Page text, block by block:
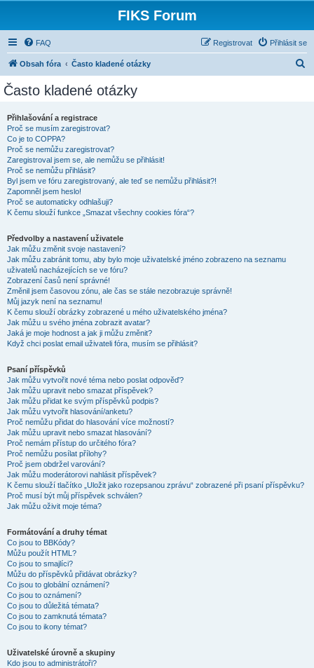
FIKS Forum
FAQ Přihlásit se
Registrovat
Obsah fóra Často kladené otázky
Často kladené otázky
Přihlašování a registrace
Proč se musím zaregistrovat?
Co je to COPPA?
Proč se nemůžu zaregistrovat?
Zaregistroval jsem se, ale nemůžu se přihlásit!
Proč se nemůžu přihlásit?
Byl jsem ve fóru zaregistrovaný, ale teď se nemůžu přihlásit?!
Zapomněl jsem heslo!
Proč se automaticky odhlašuji?
K čemu slouží funkce „Smazat všechny cookies fóra“?
Předvolby a nastavení uživatele
Jak můžu změnit svoje nastavení?
Jak můžu zabránit tomu, aby bylo moje uživatelské jméno zobrazeno na seznamu
uživatelů nacházejících se ve fóru?
Zobrazení časů není správné!
Změnil jsem časovou zónu, ale čas se stále nezobrazuje správně!
Můj jazyk není na seznamu!
K čemu slouží obrázky zobrazené u mého uživatelského jména?
Jak můžu u svého jména zobrazit avatar?
Jaká je moje hodnost a jak ji můžu změnit?
Když chci poslat email uživateli fóra, musím se přihlásit?
Psaní příspěvků
Jak můžu vytvořit nové téma nebo poslat odpověď?
Jak můžu upravit nebo smazat příspěvek?
Jak můžu přidat ke svým příspěvků podpis?
Jak můžu vytvořit hlasování/anketu?
Proč nemůžu přidat do hlasování více možností?
Jak můžu upravit nebo smazat hlasování?
Proč nemám přístup do určitého fóra?
Proč nemůžu posílat přílohy?
Proč jsem obdržel varování?
Jak můžu moderátorovi nahlásit příspěvek?
K čemu slouží tlačítko „Uložit jako rozepsanou zprávu“ zobrazené při psaní příspěvku?
Proč musí být můj příspěvek schválen?
Jak můžu oživit moje téma?
Formátování a druhy témat
Co jsou to BBKódy?
Můžu použít HTML?
Co jsou to smajlíci?
Můžu do příspěvků přidávat obrázky?
Co jsou to globální oznámení?
Co jsou to oznámení?
Co jsou to důležitá témata?
Co jsou to zamknutá témata?
Co jsou to ikony témat?
Uživatelské úrovně a skupiny
Kdo jsou to administrátoři?